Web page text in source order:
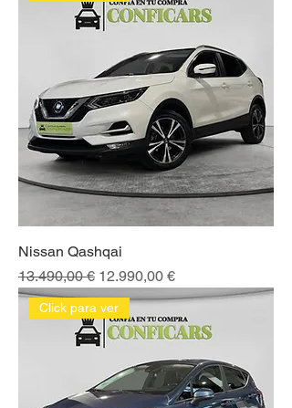
Nissan Qashqai
Precio
13.490,00 € Precio de oferta
12.990,00 €
Click para ver